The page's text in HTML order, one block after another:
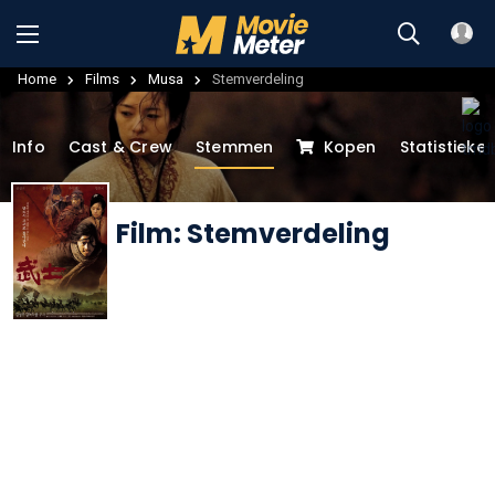
Home Films Musa Stemverdeling
Film: Stemverdeling
Info Cast & Crew Stemmen Kopen